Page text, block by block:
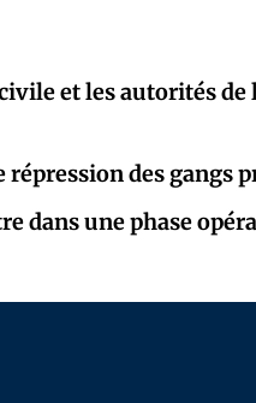
et les autorités
répression des gangs
dans une phase